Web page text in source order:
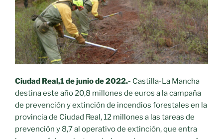
Ciudad Real,1 de junio de 2022.- Castilla-La Mancha
destina este año 20,8 millones de euros a la campaña
de prevención y extinción de incendios forestales en la
provincia de Ciudad Real, 12 millones a las tareas de
prevención y 8,7 al operativo de extinción, que entra